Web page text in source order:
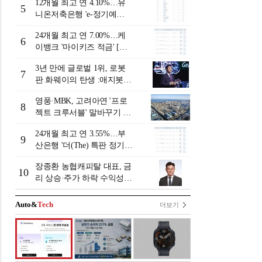
리-8월 2주]
5
12개월 최고 연 4.10%…유
니온저축은행 'e-정기예
리-8월 2주]
6
24개월 최고 연 7.00%…케
이뱅크 '마이키즈 적금' [이
주]
7
3년 만에 글로벌 1위, 로봇
판 화웨이의 탄생 :애지봇(A
[전병서의 中 첨단기업 리포
트⑬]
8
영풍·MBK, 고려아연 '프로
젝트 크루서블' 말바꾸기 논
9
24개월 최고 연 3.55%…부
산은행 '더(The) 특판 정기예
월 2주]
10
장종환 농협캐피탈 대표, 금
리 상승·주가 하락 수익성
일시 하락…렌터카 중심 자
동차금융 성장세 [2026 금융
사 상반기 실적]
Auto&Tech 더보기